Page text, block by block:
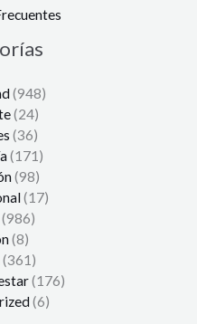
(948)
(24)
(36)
(171)
(98)
(17)
(986)
(8)
(361)
(176)
(6)